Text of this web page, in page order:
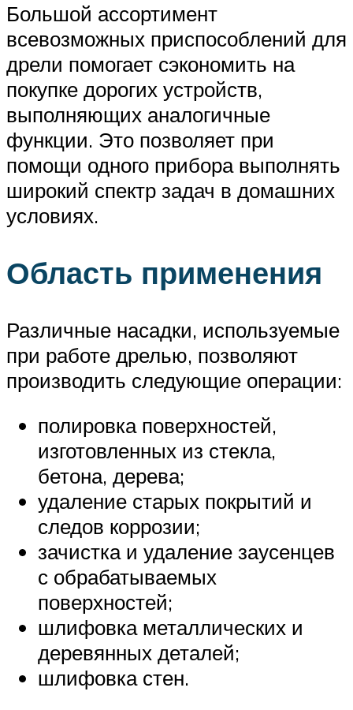
Большой ассортимент
всевозможных приспособлений для
дрели помогает сэкономить на
покупке дорогих устройств,
выполняющих аналогичные
функции. Это позволяет при
помощи одного прибора выполнять
широкий спектр задач в домашних
условиях.
Область применения
Различные насадки, используемые
при работе дрелью, позволяют
производить следующие операции:
полировка поверхностей,
изготовленных из стекла,
бетона, дерева;
удаление старых покрытий и
следов коррозии;
зачистка и удаление заусенцев
с обрабатываемых
поверхностей;
шлифовка металлических и
деревянных деталей;
шлифовка стен.